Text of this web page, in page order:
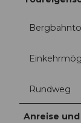
Rundweg
Anreise